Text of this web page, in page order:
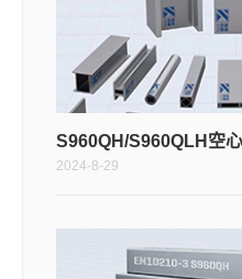
S960QH/S960QLH空
2024-8-29